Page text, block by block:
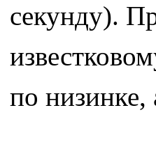
секунду).
по